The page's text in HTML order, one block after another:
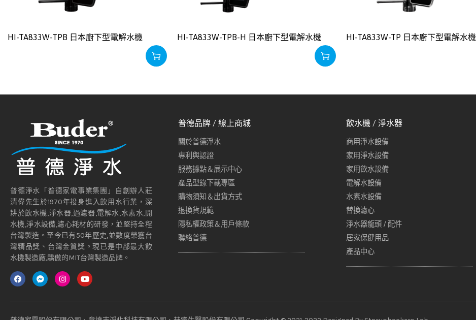
HI-TA833W-TPB 日本廚下型電解水機 HI-TA833W-TPB-H 日本廚下型電解水機 HI-TA833W-TP 日本廚下型電解水機
普德淨水「普德家電事業集團」自創辦人莊
清偉先生於1970年投身進入飲用水行業，深
耕於飲水機,淨水器,過濾器,電解水,水素水,開
水機,淨水設備,濾心耗材的研發，並堅持全程
台灣製造。至今已有50年歷史,並數度榮獲台
灣精品獎、台灣金質獎。現已是中部最大飲
水機製造廠,驕傲的MIT台灣製造品牌。
普德品牌 / 線上商城
關於普德淨水
專利與認證
服務據點＆展示中心
產品型錄下載專區
購物須知＆出貨方式
退換貨規範
隱私權政策＆用戶條款
聯絡普德
飲水機 / 淨水器
商用淨水設備
家用淨水設備
家用飲水設備
電解水設備
水素水設備
替換濾心
淨水器龍頭 / 配件
居家保健用品
產品中心